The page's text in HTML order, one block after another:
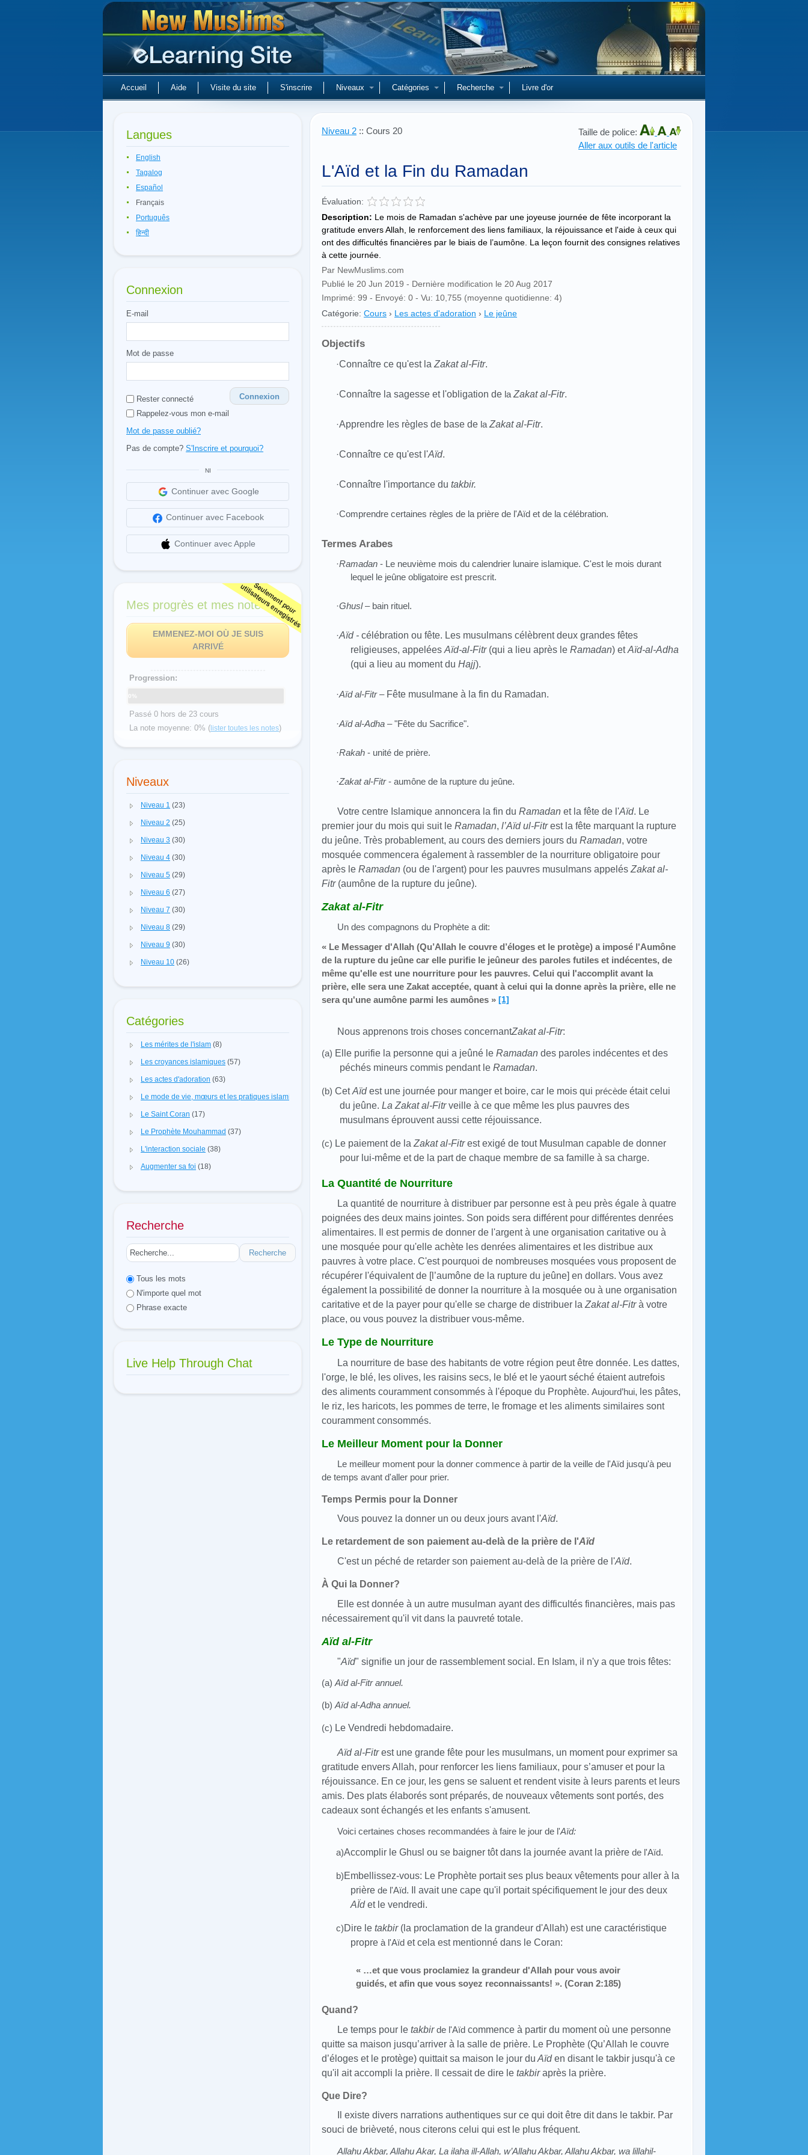
Accueil Aide Visite du site S'inscrire Niveaux Catégories Recherche Livre d'or
Langues
English
Tagalog
Español
Français
Português
हिन्दी
Connexion
E-mail
Mot de passe
Rester connecté
Connexion
Rappelez-vous mon e-mail
Mot de passe oublié?
Pas de compte? S'Inscrire et pourquoi?
NI
Continuer avec Google
Continuer avec Facebook
Continuer avec Apple
Mes progrès et mes notes
EMMENEZ-MOI OÙ JE SUIS
ARRIVÉ
Progression:
0%
Passé 0 hors de 23 cours
La note moyenne: 0% (lister toutes les notes)
Niveaux
Niveau 1 (23)
Niveau 2 (25)
Niveau 3 (30)
Niveau 4 (30)
Niveau 5 (29)
Niveau 6 (27)
Niveau 7 (30)
Niveau 8 (29)
Niveau 9 (30)
Niveau 10 (26)
Catégories
Les mérites de l'islam (8)
Les croyances islamiques (57)
Les actes d'adoration (63)
Le mode de vie, mœurs et les pratiques islamiques
Le Saint Coran (17)
Le Prophète Mouhammad (37)
L'interaction sociale (38)
Augmenter sa foi (18)
Recherche
Recherche
Tous les mots
N'importe quel mot
Phrase exacte
Live Help Through Chat
Niveau 2 :: Cours 20
Taille de police:
Aller aux outils de l'article
L'Aïd et la Fin du Ramadan
Évaluation:
Description: Le mois de Ramadan s'achève par une joyeuse journée de fête incorporant la
gratitude envers Allah, le renforcement des liens familiaux, la réjouissance et l'aide à ceux qui
ont des difficultés financières par le biais de l’aumône. La leçon fournit des consignes relatives
à cette journée.
Par NewMuslims.com
Publié le 20 Jun 2019 - Dernière modification le 20 Aug 2017
Imprimé: 99 - Envoyé: 0 - Vu: 10,755 (moyenne quotidienne: 4)
Catégorie: Cours › Les actes d'adoration › Le jeûne
Objectifs
·Connaître ce qu'est la Zakat al-Fitr.
·Connaître la sagesse et l'obligation de la Zakat al-Fitr.
·Apprendre les règles de base de la Zakat al-Fitr.
·Connaître ce qu'est l'Aïd.
·Connaître l'importance du takbir.
·Comprendre certaines règles de la prière de l'Aïd et de la célébration.
Termes Arabes
·Ramadan - Le neuvième mois du calendrier lunaire islamique. C'est le mois durant
lequel le jeûne obligatoire est prescrit.
·Ghusl– bain rituel.
·Aïd - célébration ou fête. Les musulmans célèbrent deux grandes fêtes
religieuses, appelées Aïd-al-Fitr(qui a lieu après le Ramadan) etAïd-al-Adha
(qui a lieu au moment du Hajj).
·Aïd al-Fitr– Fête musulmane à la fin du Ramadan.
·Aïd al-Adha – "Fête du Sacrifice".
·Rakah - unité de prière.
·Zakat al-Fitr- aumône de la rupture du jeûne.
Votre centre Islamique annoncera la fin du Ramadanet la fête de l'Aïd. Le
premier jour du mois qui suit le Ramadan, l’Aïd ul-Fitrest la fête marquant la rupture
du jeûne. Très probablement, au cours des derniers jours du Ramadan, votre
mosquée commencera également à rassembler de la nourriture obligatoire pour
après le Ramadan (ou de l'argent) pour les pauvres musulmans appelés Zakat al-
Fitr(aumône de la rupture du jeûne).
Zakat al-Fitr
Un des compagnons du Prophète a dit:
« Le Messager d'Allah (Qu’Allah le couvre d’éloges et le protège) a imposé l'Aumône
de la rupture du jeûne car elle purifie le jeûneur des paroles futiles et indécentes, de
même qu'elle est une nourriture pour les pauvres. Celui qui l'accomplit avant la
prière, elle sera une Zakat acceptée, quant à celui qui la donne après la prière, elle ne
sera qu'une aumône parmi les aumônes » [1]
Nous apprenons trois choses concernantZakat al-Fitr:
(a) Elle purifie la personne qui a jeûné le Ramadan des paroles indécentes et des
péchés mineurs commis pendant leRamadan.
(b) CetAïdest une journée pour manger et boire, car le mois qui précède était celui
du jeûne. La Zakat al-Fitrveille à ce que même les plus pauvres des
musulmans éprouvent aussi cette réjouissance.
(c) Le paiement de la Zakat al-Fitrest exigé de tout Musulman capable de donner
pour lui-même et de la part de chaque membre de sa famille à sa charge.
La Quantité de Nourriture
La quantité de nourriture à distribuer par personne est à peu près égale à quatre
poignées des deux mains jointes. Son poids sera différent pour différentes denrées
alimentaires. Il est permis de donner de l'argent à une organisation caritative ou à
une mosquée pour qu'elle achète les denrées alimentaires et les distribue aux
pauvres à votre place. C'est pourquoi de nombreuses mosquées vous proposent de
récupérer l'équivalent de [l’aumône de la rupture du jeûne] en dollars. Vous avez
également la possibilité de donner la nourriture à la mosquée ou à une organisation
caritative et de la payer pour qu'elle se charge de distribuer la Zakat al-Fitrà votre
place, ou vous pouvez la distribuer vous-même.
Le Type de Nourriture
La nourriture de base des habitants de votre région peut être donnée. Les dattes,
l'orge, le blé, les olives, les raisins secs, le blé et le yaourt séché étaient autrefois
des aliments couramment consommés à l'époque du Prophète. Aujourd’hui, les pâtes,
le riz, les haricots, les pommes de terre, le fromage et les aliments similaires sont
couramment consommés.
Le Meilleur Moment pour la Donner
Le meilleur moment pour la donner commence à partir de la veille de l'Aïd jusqu'à peu
de temps avant d'aller pour prier.
Temps Permis pour la Donner
Vous pouvez la donner un ou deux jours avant l'Aïd.
Le retardement de son paiement au-delà de la prière de l'Aïd
C'est un péché de retarder son paiement au-delà de la prière de l'Aïd.
À Qui la Donner?
Elle est donnée à un autre musulman ayant des difficultés financières, mais pas
nécessairement qu'il vitdans la pauvreté totale.
Aïd al-Fitr
"Aïd" signifie un jour de rassemblement social. En Islam, il n'y a que trois fêtes:
(a) Aïd al-Fitr annuel.
(b) Aïd al-Adha annuel.
(c) Le Vendredi hebdomadaire.
Aïd al-Fitrest une grande fête pour les musulmans, un moment pour exprimer sa
gratitude envers Allah, pour renforcer les liens familiaux, pour s’amuser et pour la
réjouissance. En ce jour, les gens se saluent et rendent visite à leurs parents et leurs
amis. Des plats élaborés sont préparés, de nouveaux vêtements sont portés, des
cadeaux sont échangés et les enfants s'amusent.
Voici certaines choses recommandées à faire le jour de l'Aïd:
a)Accomplir le Ghusl ou se baigner tôt dans la journée avant la prière de l'Aïd.
b)Embellissez-vous: Le Prophète portait ses plus beaux vêtements pour aller à la
prière de l'Aïd. Il avait une cape qu'il portait spécifiquement le jour des deux
AÏdet le vendredi.
c)Dire le takbir(la proclamation de la grandeur d'Allah) est une caractéristique
propre à l'Aïd et cela est mentionné dans le Coran:
« …et que vous proclamiez la grandeur d'Allah pour vous avoir
guidés, et afin que vous soyez reconnaissants! ». (Coran 2:185)
Quand?
Le temps pour le takbir de l'Aïd commence à partir du moment où une personne
quitte sa maison jusqu’arriver à la salle de prière. Le Prophète (Qu’Allah le couvre
d’éloges et le protège) quittait sa maison le jour du Aïden disant le takbir jusqu'à ce
qu'il ait accompli la prière. Il cessait de dire le takbiraprès la prière.
Que Dire?
Il existe divers narrations authentiques sur ce qui doit être dit dans le takbir. Par
souci de brièveté, nous citerons celui qui est le plus fréquent.
Allahu Akbar, Allahu Akar, La ilaha ill-Allah, w’Allahu Akbar, Allahu Akbar, wa lillahil-